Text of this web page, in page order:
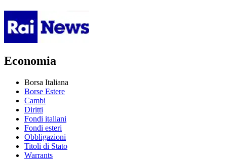
Economia
Borsa Italiana
Borse Estere
Cambi
Diritti
Fondi italiani
Fondi esteri
Obbligazioni
Titoli di Stato
Warrants